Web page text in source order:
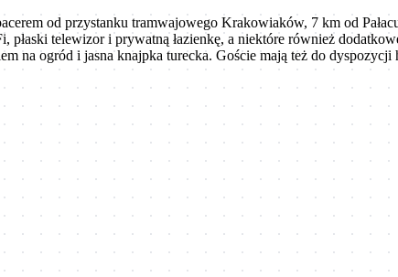
od przystanku tramwajowego Krakowiaków, 7 km od
telewizor i prywatną łazienkę, a niektóre również
na ogród i jasna knajpka turecka. Goście mają też do